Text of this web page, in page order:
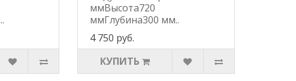
ммВысота720
ммГлубина300 мм..
4 750 руб.
КУПИТЬ